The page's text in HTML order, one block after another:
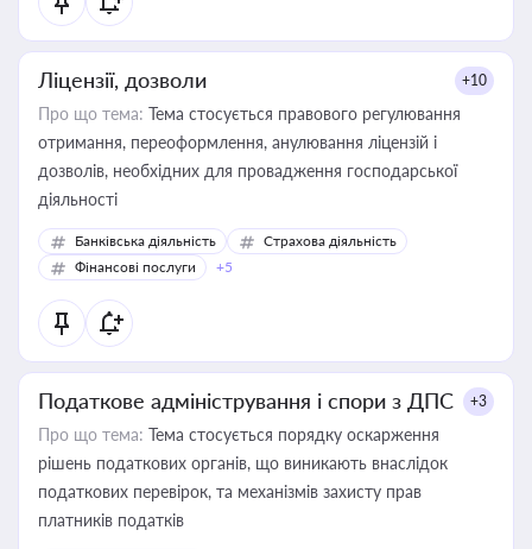
Ліцензії, дозволи +10
Про що тема: Тема стосується правового регулювання
отримання, переоформлення, анулювання ліцензій і
дозволів, необхідних для провадження господарської
діяльності
Банківська діяльність
Страхова діяльність
Фінансові послуги
+5
Податкове адміністрування і спори з ДПС +3
Про що тема: Тема стосується порядку оскарження
рішень податкових органів, що виникають внаслідок
податкових перевірок, та механізмів захисту прав
платників податків